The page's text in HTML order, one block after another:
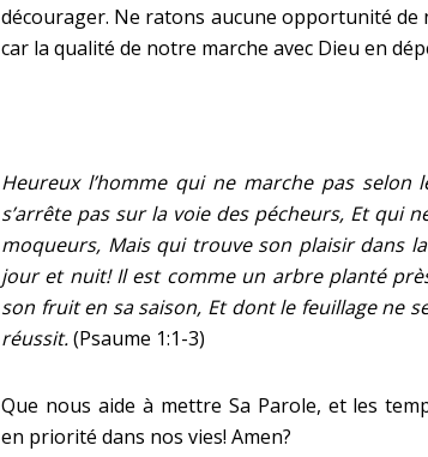
décourager. Ne ratons aucune opportunité de
car la qualité de notre marche avec Dieu en
Heureux l’homme qui ne marche pas selon
s’arrête pas sur la voie des pécheurs, Et qui
moqueurs, Mais qui trouve son plaisir dans
jour et nuit!Il est comme un arbre planté
son fruit en sa saison, Et dont le feuillage ne
réussit.(Psaume 1:1-3)
Que nous aide à mettre Sa Parole, et les
en priorité dans nos vies! Amen?